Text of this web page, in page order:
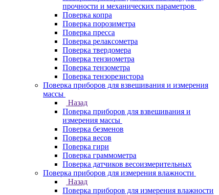
прочности и механических параметров
Поверка копра
Поверка порозиметра
Поверка пресса
Поверка релаксометра
Поверка твердомера
Поверка тензиометра
Поверка тензометра
Поверка тензорезистора
Поверка приборов для взвешивания и измерения
массы
Назад
Поверка приборов для взвешивания и
измерения массы
Поверка безменов
Поверка весов
Поверка гири
Поверка граммометра
Поверка датчиков весоизмерительных
Поверка приборов для измерения влажности
Назад
Поверка приборов для измерения влажности